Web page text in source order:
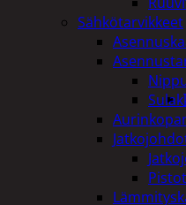
Sähkötarvikkeet